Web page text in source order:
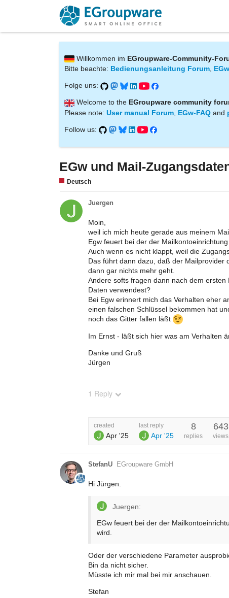
Willkommen im EGroupware-Community-
Bitte beachte: Bedienungsanleitung Forum,
Folge uns:
Welcome to the EGroupware community
Please note: User manual Forum EGw-FAQ and
Follow us:
EGw und Mail-
Deutsch
Juergen
Moin,
weil ich mich heute gerade aus meinem
Egw feuert bei der der
Auch wenn es nicht klappt, weil die
Das führt dann dazu, daß der Mailprovider
dann gar nichts mehr geht.
Andere softs fragen dann nach dem
Daten verwendest?
Bei Egw erinnert mich das Verhalten eher
einen falschen Schlüssel bekommen hat
noch das Gitter fallen läßt
Im Ernst - läßt sich hier was am Verhalten
Danke und Gruß
Jürgen
1 Reply
created
Apr '25
last reply
Apr '25
8
replies
643
views
StefanU EGroupware GmbH
Hi Jürgen.
Juergen:
EGw feuert bei der der
wird.
Oder der verschiedene Parameter
Bin da nicht sicher.
Müsste ich mir mal bei mir anschauen.
Stefan